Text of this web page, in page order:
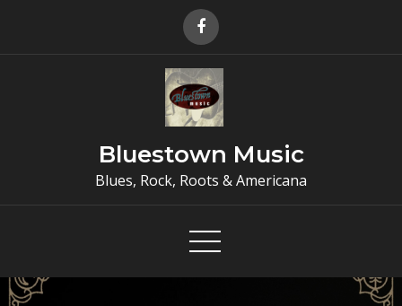
Bluestown Music
Blues, Rock, Roots & Americana